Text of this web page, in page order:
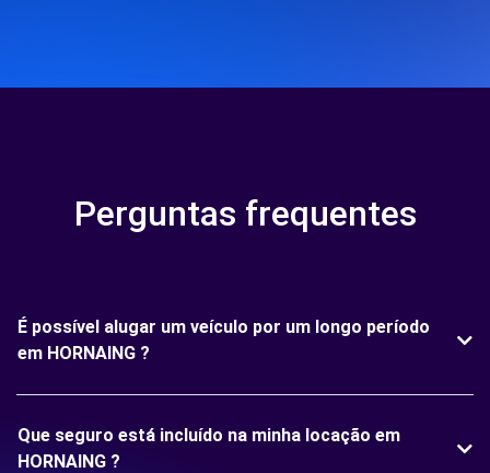
Perguntas frequentes
É possível alugar um veículo por um longo período
em HORNAING ?
Que seguro está incluído na minha locação em
HORNAING ?